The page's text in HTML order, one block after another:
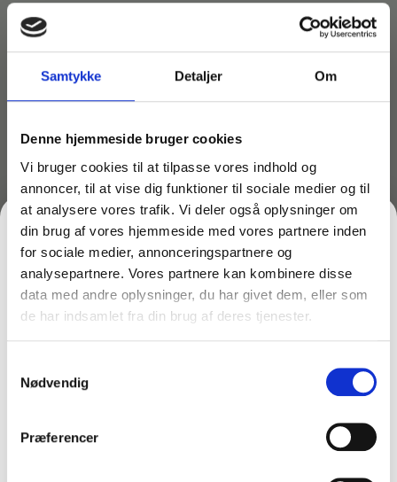
Samtykke Detaljer Om
Denne hjemmeside bruger cookies
Vi bruger cookies til at tilpasse vores indhold og
annoncer, til at vise dig funktioner til sociale medier og til
at analysere vores trafik. Vi deler også oplysninger om
din brug af vores hjemmeside med vores partnere inden
for sociale medier, annonceringspartnere og
analysepartnere. Vores partnere kan kombinere disse
data med andre oplysninger, du har givet dem, eller som
de har indsamlet fra din brug af deres tjenester.
Nødvendig
Præferencer
længder:
1,8 meter (3 sektioner)
3,0 meter (3 sektioner)
6,0 meter (3 sektioner)
9,0 meter (3 sektioner)
Mål og vægt på sneskraberens skovlblad:
Bredde: 45 cm
Højde: 10 cm.
Vægt: 485 gram
Produceret og samlet i Danmark og optimeret til at
fjerne sne fra solceller.
Måske er du også interesseret i følgende
Du kunne også være interesseret i…
FÅ 10% PÅ DIN FØRSTE ORDRE